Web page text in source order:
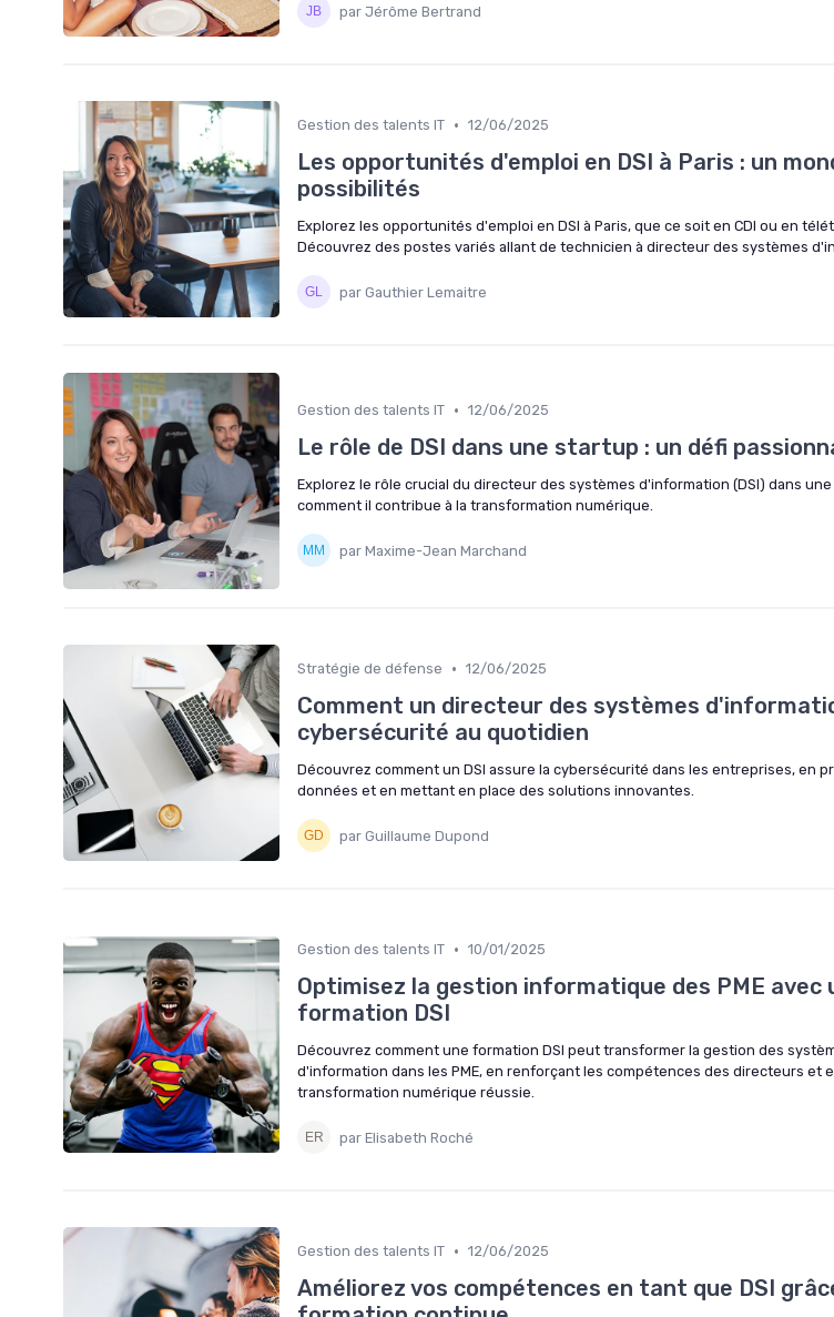
par Jérôme Bertrand
Gestion des talents IT • 12/06/2025
Les opportunités d'emploi en DSI à Paris : un
possibilités
Explorez les opportunités d'emploi en DSI à Paris, que ce soit en CDI ou en
Découvrez des postes variés allant de technicien à directeur des systèmes
par Gauthier Lemaitre
Gestion des talents IT • 12/06/2025
Le rôle de DSI dans une startup : un défi
Explorez le rôle crucial du directeur des systèmes d'information (DSI) dans
comment il contribue à la transformation numérique.
par Maxime-Jean Marchand
Stratégie de défense • 12/06/2025
Comment un directeur des systèmes
cybersécurité au quotidien
Découvrez comment un DSI assure la cybersécurité dans les entreprises, en
données et en mettant en place des solutions innovantes.
par Guillaume Dupond
Gestion des talents IT • 10/01/2025
Optimisez la gestion informatique des PME avec
formation DSI
Découvrez comment une formation DSI peut transformer la gestion des
d'information dans les PME, en renforçant les compétences des directeurs et
transformation numérique réussie.
par Elisabeth Roché
Gestion des talents IT • 12/06/2025
Améliorez vos compétences en tant que DSI